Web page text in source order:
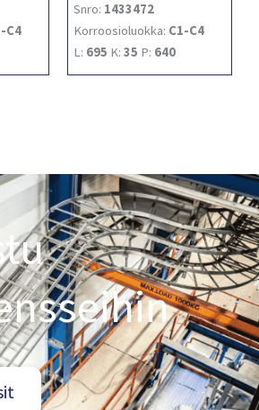
C4
Snro: 1433472
Korroosioluokka: C1-C4
L: 695 K: 35 P: 640